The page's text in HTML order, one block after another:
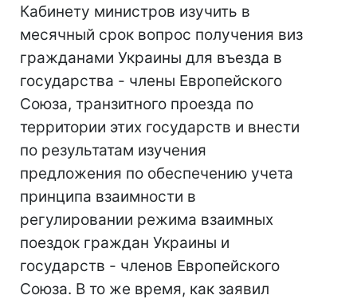
Кабинету министров изучить в
месячный срок вопрос получения виз
гражданами Украины для въезда в
государства - члены Европейского
Союза, транзитного проезда по
территории этих государств и внести
по результатам изучения
предложения по обеспечению учета
принципа взаимности в
регулировании режима взаимных
поездок граждан Украины и
государств - членов Европейского
Союза. В то же время, как заявил